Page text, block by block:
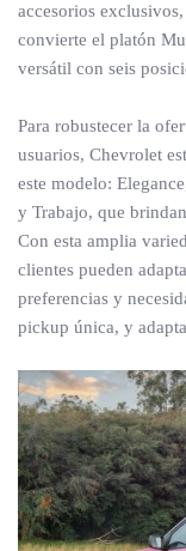
accesorios
convierte el platón
versátil con seis
Para robustecer la
usuarios, Chevrolet
este modelo:
y Trabajo, que
Con esta amplia
clientes pueden
preferencias y
pickup única, y